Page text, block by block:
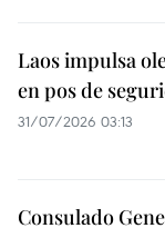
Laos impulsa
en pos de
31/07/2026 03:13
Consulado